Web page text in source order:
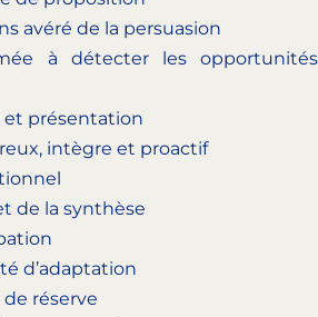
avéré de la persuasion
à détecter les opportunités
et présentation
intègre et proactif
de la synthèse
d’adaptation
réserve